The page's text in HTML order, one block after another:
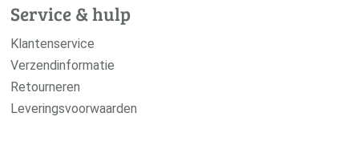
Service & hulp
Klantenservice
Verzendinformatie
Retourneren
Leveringsvoorwaarden